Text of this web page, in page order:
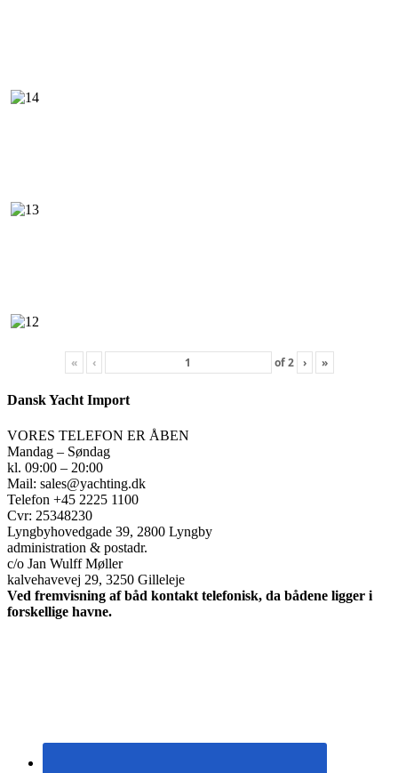
« ‹ of2 › »
Dansk Yacht Import
VORES TELEFON ER ÅBEN
Mandag – Søndag
kl. 09:00 – 20:00
Mail: sales@yachting.dk
Telefon +45 2225 1100
Cvr: 25348230
Lyngbyhovedgade 39, 2800 Lyngby
administration & postadr.
c/o Jan Wulff Møller
kalvehavevej 29, 3250 Gilleleje
Ved fremvisning af båd kontakt telefonisk, da bådene ligger i
forskellige havne.